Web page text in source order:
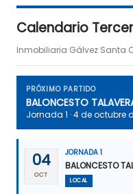
Calendario
Inmobiliaria Gálvez Santa
PRÓXIMO PARTIDO
BALONCESTO
Jornada 1 · 4 de octubre
04
OCT
JORNADA 1
BALONCESTO
LOCAL